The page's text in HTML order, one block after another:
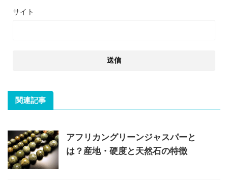
サイト
関連記事
アフリカングリーンジャスパーと
は？産地・硬度と天然石の特徴